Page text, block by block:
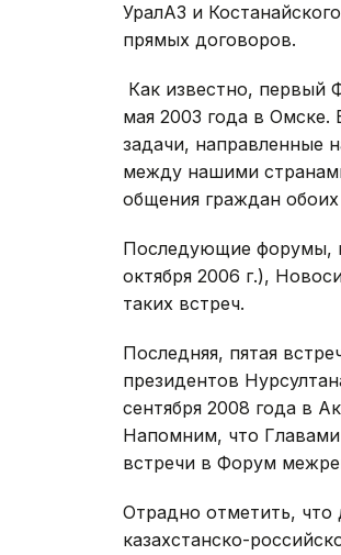
УралАЗ и
прямых договоров.
Как известно, первый
мая 2003 года в
задачи, направленные
между нашими
общения граждан
Последующие форумы,
октября 2006 г.),
таких встреч.
Последняя, пятая
президентов
сентября 2008 года в
Напомним, что
встречи в Форум
Отрадно отметить, что
казахстанско-